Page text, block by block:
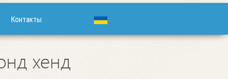
Контакты
хенд